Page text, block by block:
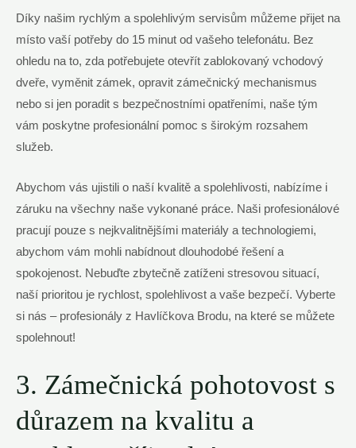
Díky našim rychlým a spolehlivým servisům můžeme přijet na
místo vaší potřeby do 15 minut od vašeho telefonátu. Bez
ohledu na to, zda potřebujete otevřít zablokovaný vchodový
dveře, vyměnit zámek, opravit zámečnický mechanismus
nebo si jen poradit s bezpečnostními opatřeními, naše tým
vám poskytne profesionální pomoc s širokým rozsahem
služeb.
Abychom vás ujistili o naší kvalitě a spolehlivosti, nabízíme i
záruku na všechny naše vykonané práce. Naši profesionálové
pracují pouze s nejkvalitnějšími materiály a technologiemi,
abychom vám mohli nabídnout dlouhodobé řešení a
spokojenost. Nebuďte zbytečně zatíženi stresovou situací,
naší prioritou je rychlost, spolehlivost a vaše bezpečí. Vyberte
si nás – profesionály z Havlíčkova Brodu, na které se můžete
spolehnout!
3. Zámečnická pohotovost s
důrazem na kvalitu a